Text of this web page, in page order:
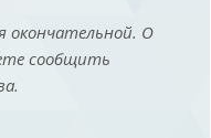
окончательной. О
сообщить